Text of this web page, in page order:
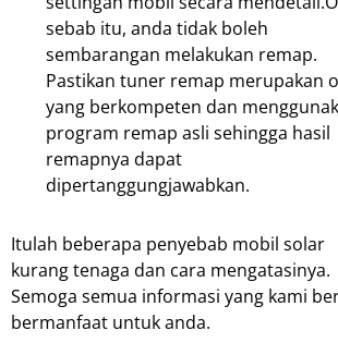
sebab itu, anda tidak boleh
sembarangan melakukan remap.
Pastikan tuner remap merupakan
yang berkompeten dan
program remap asli sehingga hasil
remapnya dapat
dipertanggungjawabkan.
Itulah beberapa penyebab mobil solar
kurang tenaga dan cara mengatasinya.
Semoga semua informasi yang kami
bermanfaat untuk anda.